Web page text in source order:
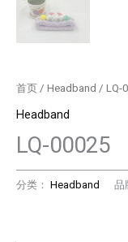
首页 / Headband / LQ-
Headband
LQ-00025
分类： Headband 品